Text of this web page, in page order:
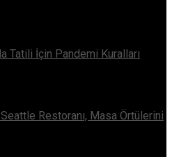
Tatili İçin Pandemi Kuralları
Restoranı, Masa Örtülerini